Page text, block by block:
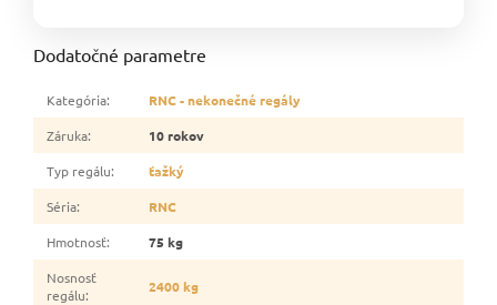
Dodatočné parametre
Kategória:
RNC - nekonečné regály
Záruka:
10 rokov
Typ regálu:
ťažký
Séria:
RNC
Hmotnosť:
75 kg
Nosnosť
regálu: 2400 kg